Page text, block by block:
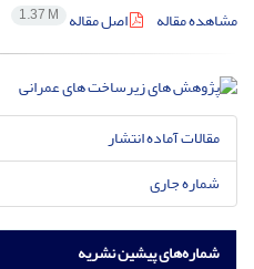
مشاهده مقاله
اصل مقاله 1.37 M
مقالات آماده انتشار
شماره جاری
شماره‌های پیشین نشریه